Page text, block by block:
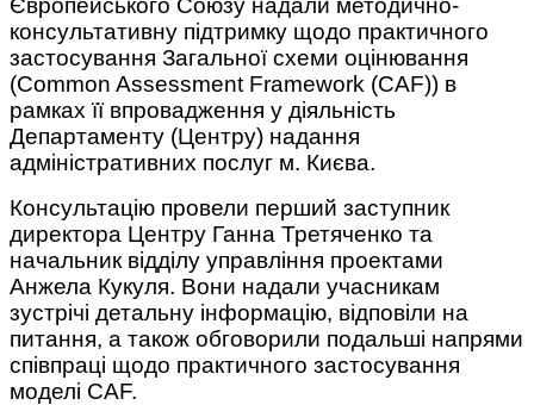
Європейського Союзу надали методично-
консультативну підтримку щодо практичного
застосування Загальної схеми оцінювання
(Common Assessment Framework (CAF)) в
рамках її впровадження у діяльність
Департаменту (Центру) надання
адміністративних послуг м. Києва.
Консультацію провели перший заступник
директора Центру Ганна Третяченко та
начальник відділу управління проектами
Анжела Кукуля. Вони надали учасникам
зустрічі детальну інформацію, відповіли на
питання, а також обговорили подальші напрями
співпраці щодо практичного застосування
моделі CAF.